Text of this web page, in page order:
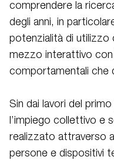
comprendere la
degli anni, in
potenzialità di utilizzo
mezzo interattivo con
comportamentali che
Sin dai lavori del
l’impiego collettivo e
realizzato attraverso
persone e dispositivi